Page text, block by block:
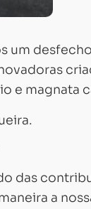
um
e magnata
das
a